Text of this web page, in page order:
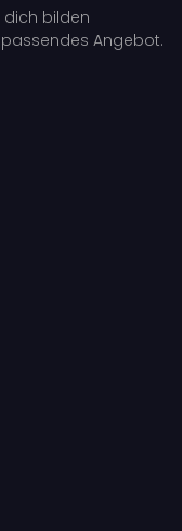
dich bilden
Angebot.